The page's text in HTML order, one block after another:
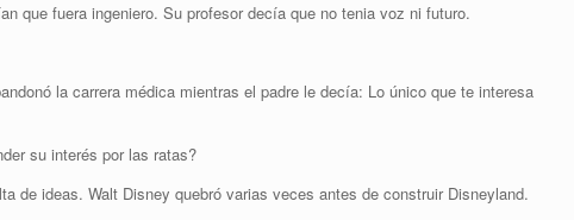
que fuera ingeniero. Su profesor decía que no tenia voz ni futuro.
la carrera médica mientras el padre le decía: Lo único que te interesa
su interés por las ratas?
de ideas. Walt Disney quebró varias veces antes de construir Disneyland.